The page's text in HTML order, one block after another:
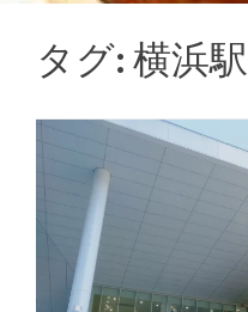
タグ: 横浜駅